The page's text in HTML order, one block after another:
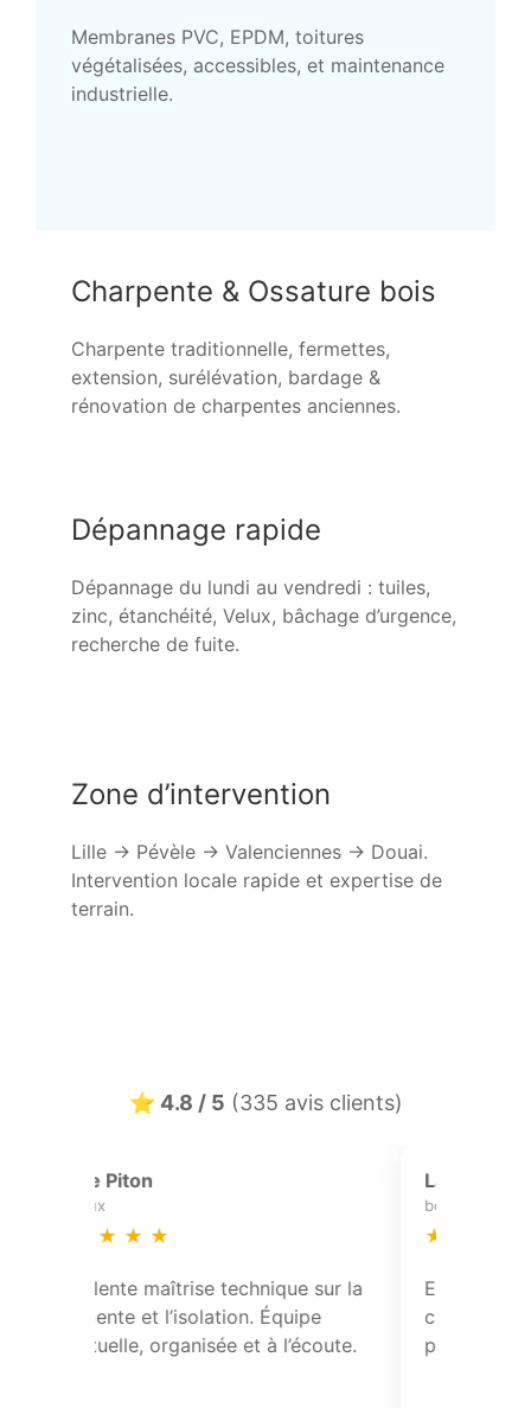
Membranes PVC, EPDM, toitures
végétalisées, accessibles, et maintenance
industrielle.
Charpente & Ossature bois
Charpente traditionnelle, fermettes,
extension, surélévation, bardage &
rénovation de charpentes anciennes.
Dépannage rapide
Dépannage du lundi au vendredi : tuiles,
zinc, étanchéité, Velux, bâchage d’urgence,
recherche de fuite.
Zone d’intervention
Lille → Pévèle → Valenciennes → Douai.
Intervention locale rapide et expertise de
terrain.
⭐ 4.8 / 5 (335 avis clients)
technique sur la
Équipe
et à l’écoute.
Aurelie Blanchard
saint-amand-les-eaux
Réfection partielle de toiture
pose de solins et contrôle
points singuliers. Travail